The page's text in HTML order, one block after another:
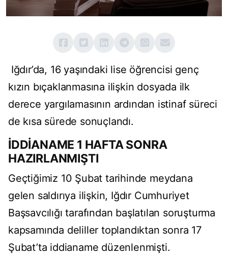
Iğdır’da, 16 yaşındaki lise öğrencisi genç
kızın bıçaklanmasına ilişkin dosyada ilk
derece yargılamasının ardından istinaf süreci
de kısa sürede sonuçlandı.
İDDİANAME 1 HAFTA SONRA
HAZIRLANMIŞTI
Geçtiğimiz 10 Şubat tarihinde meydana
gelen saldırıya ilişkin, Iğdır Cumhuriyet
Başsavcılığı tarafından başlatılan soruşturma
kapsamında deliller toplandıktan sonra 17
Şubat’ta iddianame düzenlenmişti.